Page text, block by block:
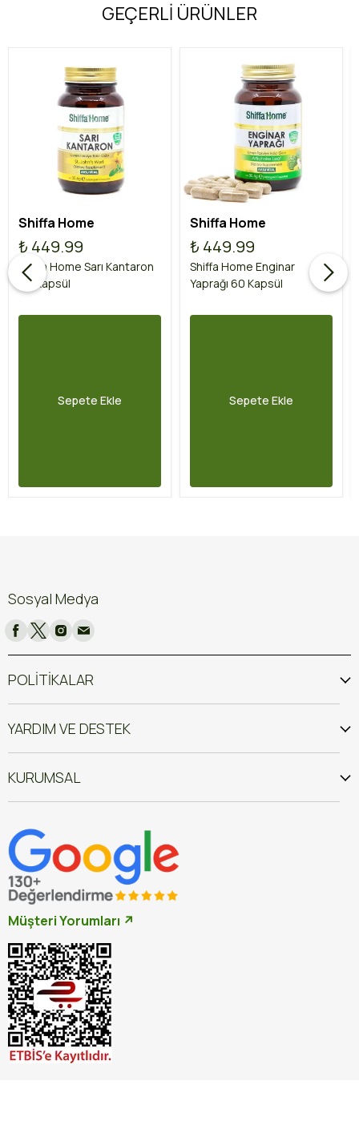
GEÇERLİ ÜRÜNLER
Shiffa Home
₺ 449.99
Shiffa Home Sarı Kantaron
60 Kapsül
Sepete Ekle
Shiffa Home
₺ 449.99
Shiffa Home Enginar
Yaprağı 60 Kapsül
Sepete Ekle
Sosyal Medya
POLİTİKALAR
YARDIM VE DESTEK
KURUMSAL
Müşteri Yorumları ↗